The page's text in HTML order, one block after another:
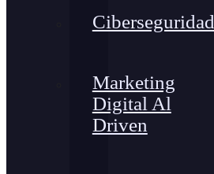
Ciberseguridad
Marketing
Digital Al
Driven